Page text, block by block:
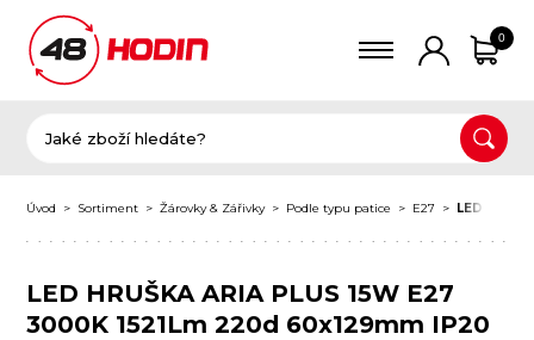
0
Úvod Sortiment Žárovky & Zářivky Podle typu patice E27 LED
LED HRUŠKA ARIA PLUS 15W E27
3000K 1521Lm 220d 60x129mm IP20